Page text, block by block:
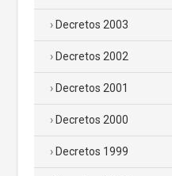
Decretos 2003
Decretos 2002
Decretos 2001
Decretos 2000
Decretos 1999